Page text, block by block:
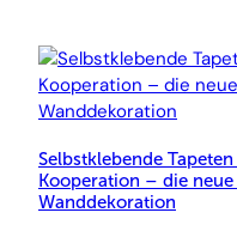
Selbstklebende
Kooperation – die
Wanddekoration